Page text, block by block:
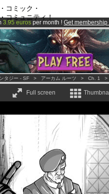
コミック・
コミュニティ！
3.95 euros per month ! Get membership
!.
1000 comics & mangas!.
タジー - SF > アーカム ルーツ > Ch. 1
Full screen